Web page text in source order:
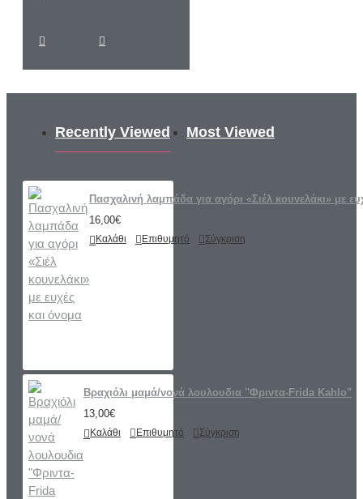
Recently Viewed Most Viewed
Πασχαλινή λαμπάδα για αγόρι «Σιέλ κουνελάκι» με
16,00€
Καλάθι Επιθυμητό Σύγκριση
Βραχιόλι μαμά/νονά λουλουδια "Φριντα-Frida Kahlo"
13,00€
Καλάθι Επιθυμητό Σύγκριση